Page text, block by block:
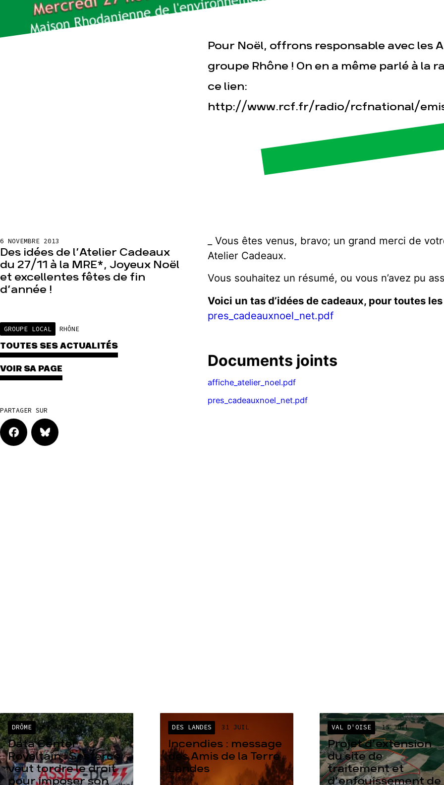
Actualités
Pour Noël, offrons responsable avec les
groupe Rhône ! On en a même parlé à la
ce lien:
http://www.rcf.fr/radio/rcfnational/
6 NOVEMBRE 2013
Des idées de l’Atelier Cadeaux
du 27/11 à la MRE*, Joyeux Noël
et excellentes fêtes de fin
d’année !
GROUPE LOCAL RHÔNE
TOUTES SES ACTUALITÉS
VOIR SA PAGE
PARTAGER SUR
_ Vous êtes venus, bravo; un grand merci de
Atelier Cadeaux.
Vous souhaitez un résumé, ou vous n’avez pu
Voici un tas d’idées de cadeaux, pour toutes
pres_cadeauxnoel_net.pdf
Documents joints
affiche_atelier_noel.pdf
pres_cadeauxnoel_net.pdf
DRÔME 04 AOÛT
Data Center
Rovaltain : Sesterce
veut tordre le droit
pour imposer son
DES LANDES 31 JUIL
Incendies : message
des Amis de la Terre
Landes
VAL D'OISE 15 JUIL
Projet d’extension
du site de
traitement et
d’enfouissement de